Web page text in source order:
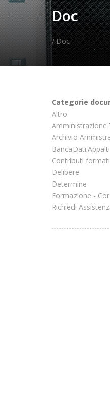
Doc
/ Doc
Categorie
Altro
Amministrazione
Archivio
BancaDati.Appalti
Contributi
Delibere
Determine
Formazione -
Richiedi